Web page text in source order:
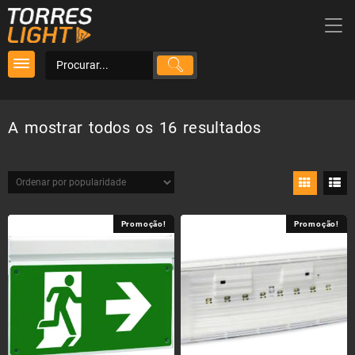
Skip
content
A mostrar todos os 16 resultadosOrdenado
Promoção! Promoção!